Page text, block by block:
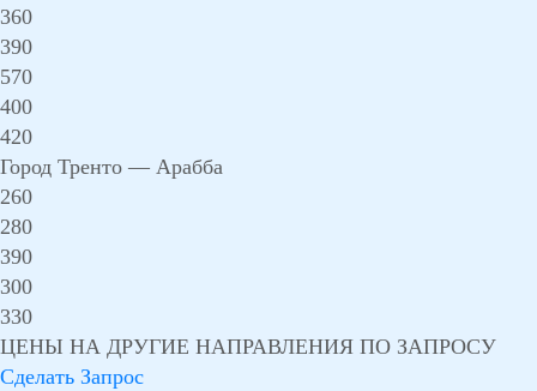
360
390
570
400
420
Город Тренто — Арабба
260
280
390
300
330
ЦЕНЫ НА ДРУГИЕ НАПРАВЛЕНИЯ ПО ЗАПРОСУ
Сделать Запрос